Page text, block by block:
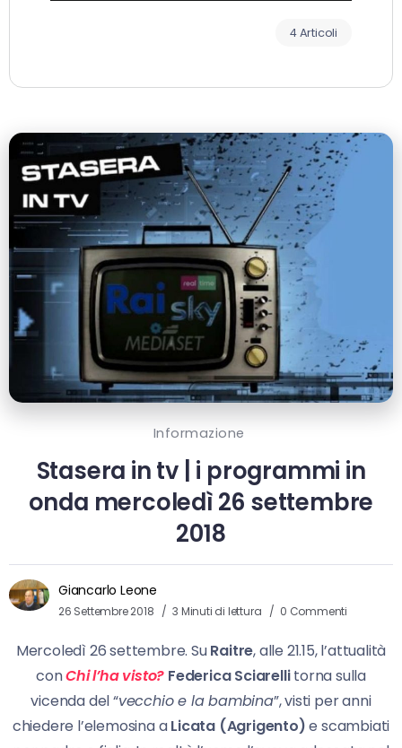
4 Articoli
Informazione
Stasera in tv | i programmi in
onda mercoledì 26 settembre
2018
Giancarlo Leone
26 Settembre 2018 3 Minuti di lettura 0 Commenti
Mercoledì 26 settembre. SuRaitre, alle 21.15, l’attualità
conChi l’ha visto? Federica Sciarellitorna sulla
vicenda del “vecchio e la bambina”, visti per anni
chiedere l’elemosina aLicata (Agrigento)e scambiati